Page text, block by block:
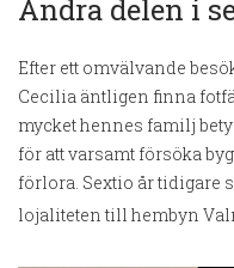
Andra delen i
Efter ett omvälvande
Cecilia äntligen finna
mycket hennes familj
för att varsamt försöka
förlora. Sextio år tidigare
lojaliteten till hembyn